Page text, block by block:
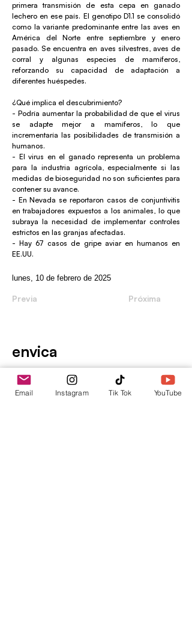
primera transmisión de esta cepa en ganado
lechero en ese país. El genotipo D1.1 se consolidó
como la variante predominante entre las aves en
América del Norte entre septiembre y enero
pasado. Se encuentra en aves silvestres, aves de
corral y algunas especies de mamíferos,
reforzando su capacidad de adaptación a
diferentes huéspedes.
¿Qué implica el descubrimiento?
- Podría aumentar la probabilidad de que el virus
se adapte mejor a mamíferos, lo que
incrementaría las posibilidades de transmisión a
humanos.
- El virus en el ganado representa un problema
para la industria agrícola, especialmente si las
medidas de bioseguridad no son suficientes para
contener su avance.
- En Nevada se reportaron casos de conjuntivitis
en trabajadores expuestos a los animales, lo que
subraya la necesidad de implementar controles
estrictos en las granjas afectadas.
- Hay 67 casos de gripe aviar en humanos en
EE.UU.
lunes, 10 de febrero de 2025
Previa Próxima
envica
Tu punto de información.
Email Instagram Tik Tok YouTube